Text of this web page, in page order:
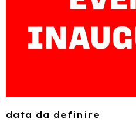
data da definire